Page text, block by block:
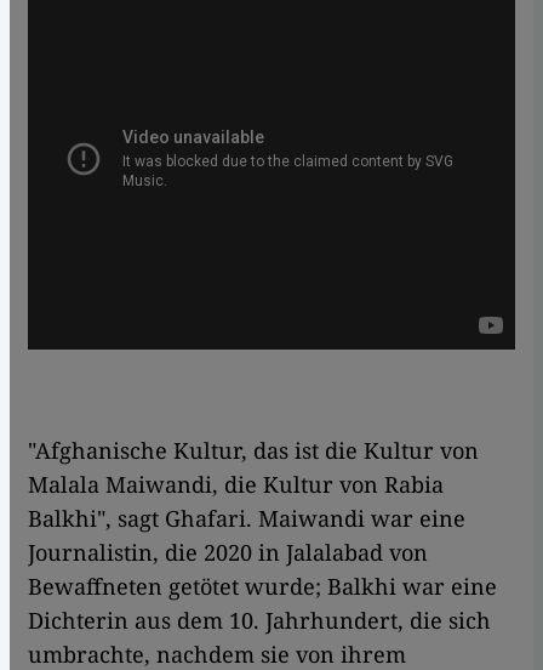
"Afghanische Kultur, das ist die Kultur von
Malala Maiwandi, die Kultur von Rabia
Balkhi", sagt Ghafari. Maiwandi war eine
Journalistin, die 2020 in Jalalabad von
Bewaffneten getötet wurde; Balkhi war eine
Dichterin aus dem 10. Jahrhundert, die sich
umbrachte, nachdem sie von ihrem